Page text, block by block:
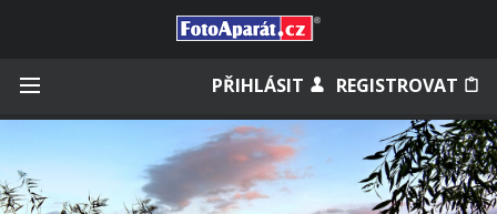
PŘIHLÁSIT REGISTROVAT
Zapamatovat